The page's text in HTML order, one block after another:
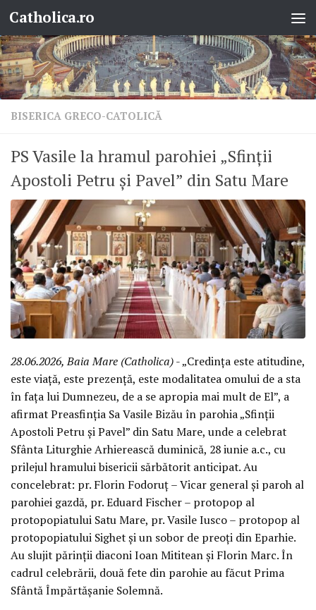
Skip to content
Catholica.ro
BISERICA GRECO-CATOLICĂ
PS Vasile la hramul parohiei „Sfinții
Apostoli Petru și Pavel” din Satu Mare
28.06.2026, Baia Mare (Catholica)- „Credința este atitudine,
este viață, este prezență, este modalitatea omului de a sta
în fața lui Dumnezeu, de a se apropia mai mult de El”, a
afirmat Preasfinția Sa Vasile Bizău în parohia „Sfinții
Apostoli Petru și Pavel” din Satu Mare, unde a celebrat
Sfânta Liturghie Arhierească duminică, 28 iunie a.c., cu
prilejul hramului bisericii sărbătorit anticipat. Au
concelebrat: pr. Florin Fodoruț – Vicar general și paroh al
parohiei gazdă, pr. Eduard Fischer – protopop al
protopopiatului Satu Mare, pr. Vasile Iusco – protopop al
protopopiatului Sighet și un sobor de preoți din Eparhie.
Au slujit părinții diaconi Ioan Mititean și Florin Marc. În
cadrul celebrării, două fete din parohie au făcut Prima
Sfântă Împărtășanie Solemnă.